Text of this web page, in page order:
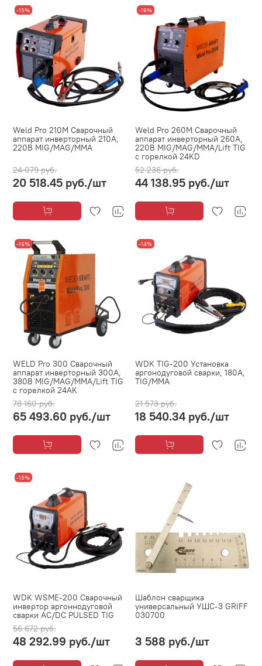
-15%
Weld Pro 210M Сварочный
аппарат инверторный 210A,
220В MIG/MAG/MMA
24 079 руб.
20 518.45 руб./шт
-16%
Weld Pro 260M Сварочный
аппарат инверторный 260A,
220В MIG/MAG/MMA/Lift TIG
с горелкой 24KD
52 236 руб.
44 138.95 руб./шт
-16%
WELD Pro 300 Сварочный
аппарат инверторный 300A,
380В MIG/MAG/MMA/Lift TIG
с горелкой 24AK
78 160 руб.
65 493.60 руб./шт
-14%
WDK TIG-200 Установка
аргонодуговой сварки, 180A,
TIG/MMA
21 573 руб.
18 540.34 руб./шт
-15%
WDK WSME-200 Сварочный
инвертор аргоннодуговой
сварки AC/DC PULSED TIG
56 672 руб.
48 292.99 руб./шт
Шаблон сварщика
универсальный УШС-3 GRIFF
030700
3 588 руб./шт